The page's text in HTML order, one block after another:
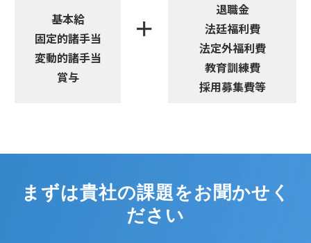
＋
基本給
固定的諸手当
変動的諸手当
賞与
退職金
法廷福利費
法定外福利費
教育訓練費
採用募集費等
まずは貴社の課題をお聞かせく
ださい